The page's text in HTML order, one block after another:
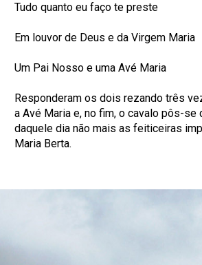
Tudo quanto eu faço te preste
Em louvor de Deus e da Virgem Maria
Um Pai Nosso e uma Avé Maria
Responderam os dois rezando três
a Avé Maria e, no fim, o cavalo pôs-se
daquele dia não mais as feiticeiras
Maria Berta.